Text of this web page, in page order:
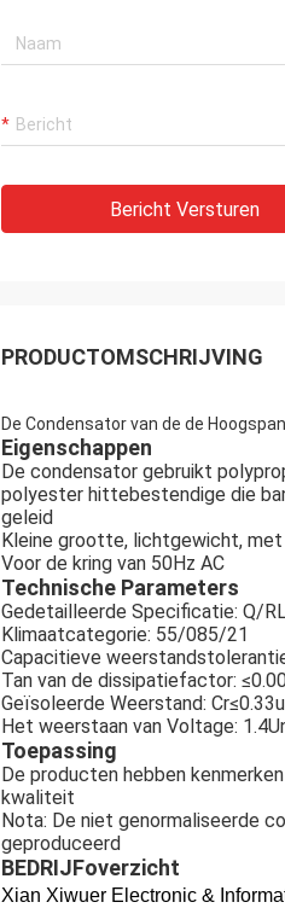
Bericht Versturen
PRODUCTOMSCHRIJVING
De Condensator van de de
Eigenschappen
De condensator gebruikt
polyester hittebestendige die
geleid
Kleine grootte, lichtgewicht,
Voor de kring van 50Hz AC
Technische Parameters
Gedetailleerde Specificatie: Q/
Klimaatcategorie: 55/085/21
Capacitieve
Tan van de dissipatiefactor:
Geïsoleerde Weerstand:
Het weerstaan van Voltage:
Toepassing
De producten hebben
kwaliteit
Nota: De niet genormaliseerde
geproduceerd
BEDRIJFoverzicht
Xian Xiwuer Electronic &